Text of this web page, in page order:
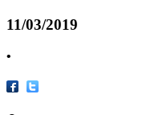
11/03/2019
•